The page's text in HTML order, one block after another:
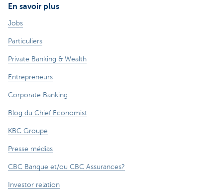
En savoir plus
Jobs
Particuliers
Private Banking & Wealth
Entrepreneurs
Corporate Banking
Blog du Chief Economist
KBC Groupe
Presse médias
CBC Banque et/ou CBC Assurances?
Investor relation